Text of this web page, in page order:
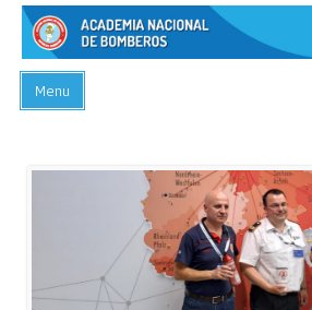
Menu
ACADEMIA
PREGUNTAS FRECUENTES
EVENTOS